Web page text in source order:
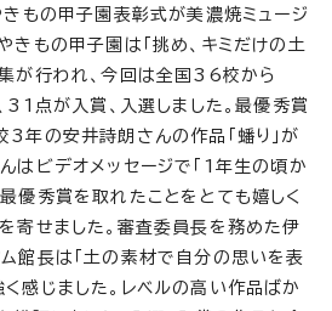
もの甲子園表彰式が美濃焼ミュージ
きもの甲子園は「挑め、キミだけの土
が行われ、今回は全国36校から
点が入賞、入選しました。最優秀賞
年の安井詩朗さんの作品「蟠り」が
はビデオメッセージで「1年生の頃か
優秀賞を取れたことをとても嬉しく
寄せました。審査委員長を務めた伊
館長は「土の素材で自分の思いを表
感じました。レベルの高い作品ばか